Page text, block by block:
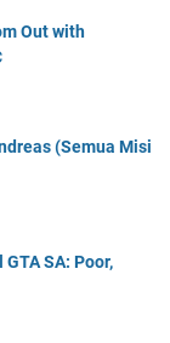
Out with
(Semua Misi
SA: Poor,